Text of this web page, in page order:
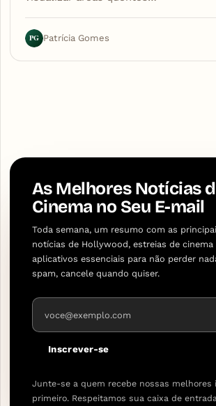
PG Patrícia Gomes
As Melhores Notícias
Cinema no Seu E-mail
Toda semana, um resumo com as
notícias de Hollywood, estreias de cinema
aplicativos essenciais para não perder
spam, cancele quando quiser.
Endereço de e-mail
Inscrever-se
Junte-se a quem recebe nossas melhores
primeiro. Respeitamos sua caixa de